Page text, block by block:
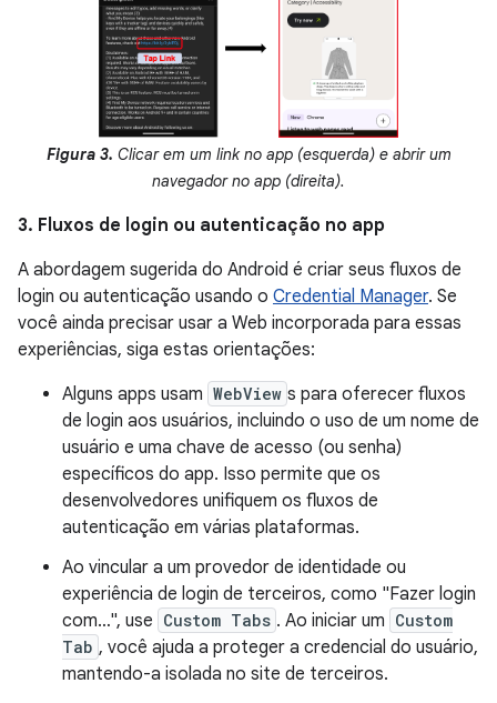
Figura 3. Clicar em um link no app (esquerda) e abrir um
navegador no app (direita).
3. Fluxos de login ou autenticação no app
A abordagem sugerida do Android é criar seus fluxos de
login ou autenticação usando o Credential Manager. Se
você ainda precisar usar a Web incorporada para essas
experiências, siga estas orientações:
Alguns apps usam WebView s para oferecer fluxos
de login aos usuários, incluindo o uso de um nome de
usuário e uma chave de acesso (ou senha)
específicos do app. Isso permite que os
desenvolvedores unifiquem os fluxos de
autenticação em várias plataformas.
Ao vincular a um provedor de identidade ou
experiência de login de terceiros, como "Fazer login
com…", use Custom Tabs . Ao iniciar um Custom
Tab , você ajuda a proteger a credencial do usuário,
mantendo-a isolada no site de terceiros.